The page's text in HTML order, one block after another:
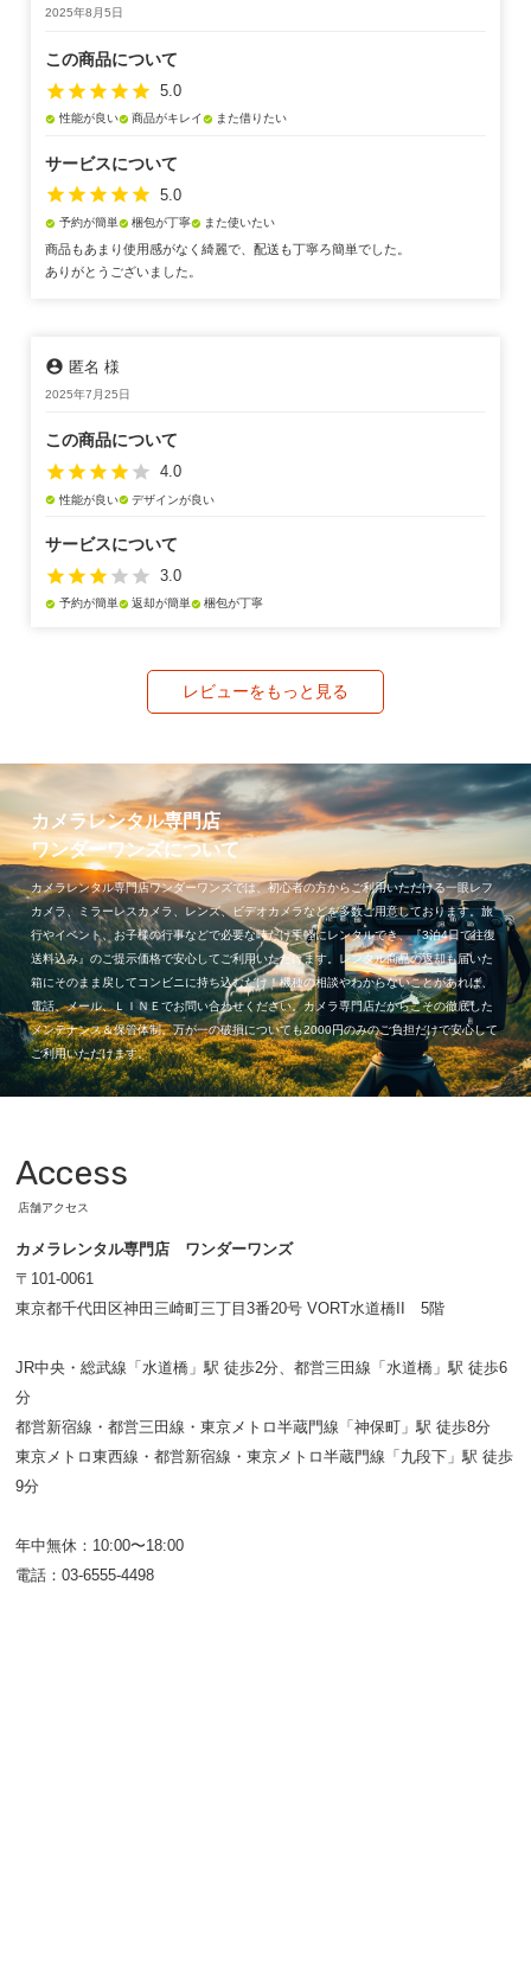
2025年8月5日
この商品について
star star star star star 5.0
check_circle 性能が良いcheck_circle 商品がキレイ check_circle また借りたい
サービスについて
star star star star star 5.0
check_circle 予約が簡単check_circle 梱包が丁寧check_circle また使いたい
商品もあまり使用感がなく綺麗で、配送も丁寧ろ簡単でした。
ありがとうございました。
account_circle 匿名 様
2025年7月25日
この商品について
star star star star star 4.0
check_circle 性能が良いcheck_circle デザインが良い
サービスについて
star star star star star 3.0
check_circle 予約が簡単check_circle 返却が簡単check_circle 梱包が丁寧
レビューをもっと見る
カメラレンタル専門店
ワンダーワンズについて
カメラレンタル専門店ワンダーワンズでは、初心者の方からご利用いただける一眼レフ
カメラ、ミラーレスカメラ、レンズ、ビデオカメラなどを多数ご用意しております。旅
行やイベント、お子様の行事などで必要な時だけ手軽にレンタルでき、『3泊4日で往復
送料込み』のご提示価格で安心してご利用いただけます。レンタル商品の返却も届いた
箱にそのまま戻してコンビニに持ち込むだけ！機種の相談やわからないことがあれば、
電話、メール、ＬＩＮＥでお問い合わせください。カメラ専門店だからこその徹底した
メンテナンス＆保管体制。万が一の破損についても2000円のみのご負担だけで安心して
ご利用いただけます。
Access
店舗アクセス
カメラレンタル専門店 ワンダーワンズ
〒101-0061
東京都千代田区神田三崎町三丁目3番20号 VORT水道橋II 5階
JR中央・総武線「水道橋」駅 徒歩2分、都営三田線「水道橋」駅 徒歩6
分
都営新宿線・都営三田線・東京メトロ半蔵門線「神保町」駅 徒歩8分
東京メトロ東西線・都営新宿線・東京メトロ半蔵門線「九段下」駅 徒歩
9分
年中無休：10:00〜18:00
電話：03-6555-4498